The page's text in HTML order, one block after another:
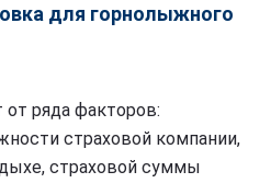
для горнолыжного
от ряда факторов:
страховой компании,
страховой суммы